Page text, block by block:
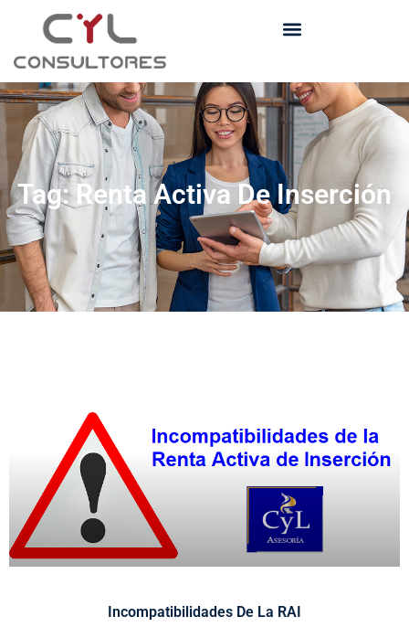
Tag: Renta Activa De Inserción
Incompatibilidades De La RAI